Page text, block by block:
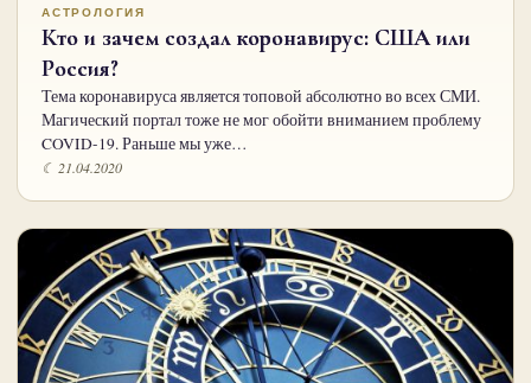
АСТРОЛОГИЯ
Кто и зачем создал коронавирус: США или
Россия?
Тема коронавируса является топовой абсолютно во всех СМИ.
Магический портал тоже не мог обойти вниманием проблему
COVID-19. Раньше мы уже…
☾ 21.04.2020